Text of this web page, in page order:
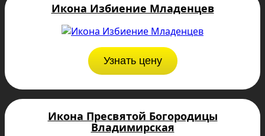
Икона Избиение Младенцев
Узнать цену
Икона Пресвятой Богородицы
Владимирская